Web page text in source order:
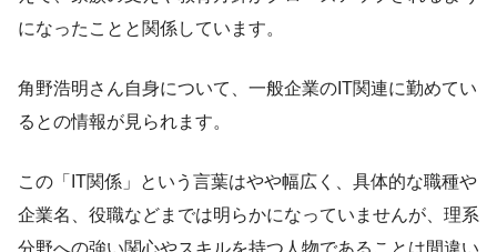
になったことと関係しています。
角野浩明さん自身について、一般企業のIT関連に勤めてい
るとの情報が見られます。
この「IT関係」という言葉はやや幅広く、具体的な職種や
企業名、役職などまでは明らかになっていませんが、理系
分野への強い関心やスキルを持つ人物であることは間違い